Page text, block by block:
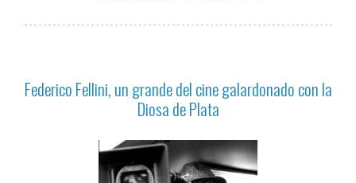
Federico Fellini, un grande del cine galardonado con la
Diosa de Plata